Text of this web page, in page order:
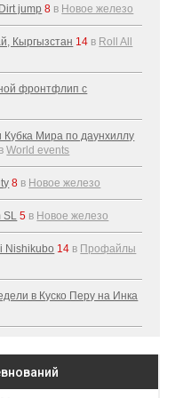
jump 8 в Новое железо
Кыргызстан 14 в Roll All
фронтфлип с
Мира по даунхиллу
вWorld events
8 в Новое железо
SL 5 в Новое железо
Nishikubo 14 в Профайлы
в Куско Перу на Инка